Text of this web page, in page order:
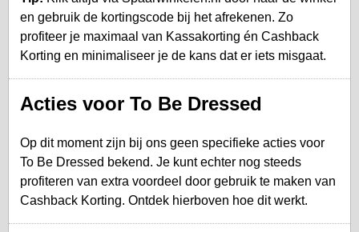
en gebruik de kortingscode bij het afrekenen. Zo
profiteer je maximaal van Kassakorting én Cashback
Korting en minimaliseer je de kans dat er iets misgaat.
Acties voor To Be Dressed
Op dit moment zijn bij ons geen specifieke acties voor
To Be Dressed bekend. Je kunt echter nog steeds
profiteren van extra voordeel door gebruik te maken van
Cashback Korting. Ontdek hierboven hoe dit werkt.